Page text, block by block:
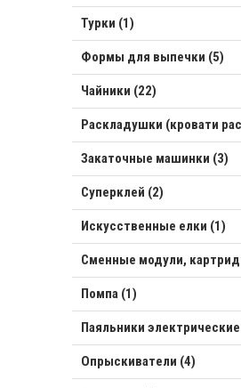
Турки (1)
Формы для выпечки (5)
Чайники (22)
Раскладушки (кровати
Закаточные машинки (3)
Суперклей (2)
Искусственные елки (1)
Сменные модули,
Помпа (1)
Паяльники
Опрыскиватели (4)